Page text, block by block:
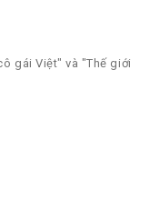
gái Việt" và "Thế giới